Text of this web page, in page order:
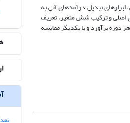
تبدیل درآمدهای آتی به
و ترکیب شش متغیر، تعریف
برآورد و با یکدیگر مقایسه